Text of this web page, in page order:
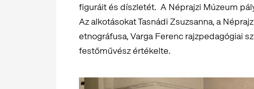
figuráit és díszletét. A Néprajzi Múzeum
Az alkotásokat Tasnádi Zsuzsanna, a
etnográfusa, Varga Ferenc rajzpedagógiai
festőművész értékelte.